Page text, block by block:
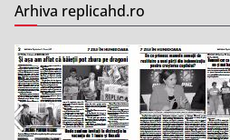
Arhiva replicahd.ro